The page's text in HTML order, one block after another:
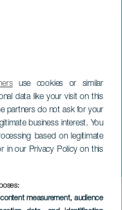
use cookies or similar
data like your visit on this
partners do not ask for your
business interest. You
based on legitimate
in our Privacy Policy on this
measurement, audience
Miguel